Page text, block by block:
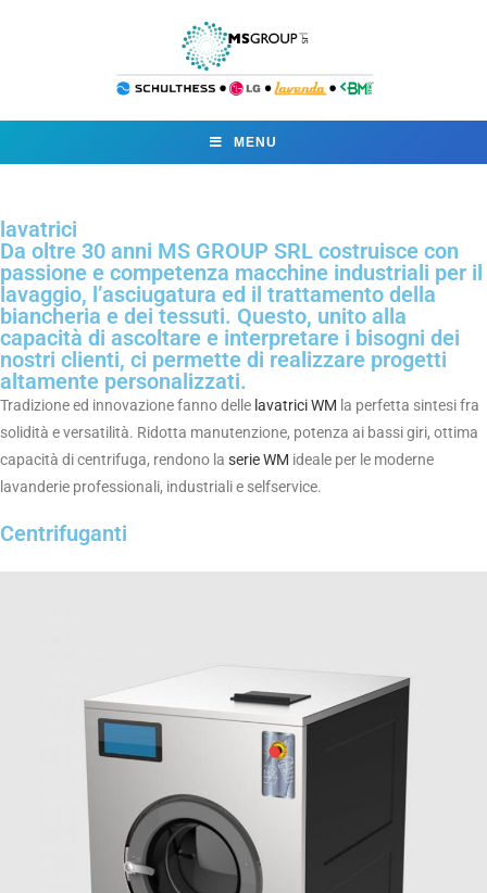
MENU
lavatrici
Da oltre 30 anni MS GROUP SRL costruisce con
passione e competenza macchine industriali per il
lavaggio, l’asciugatura ed il trattamento della
biancheria e dei tessuti. Questo, unito alla
capacità di ascoltare e interpretare i bisogni dei
nostri clienti, ci permette di realizzare progetti
altamente personalizzati.
Tradizione ed innovazione fanno delle lavatrici WM la perfetta sintesi fra
solidità e versatilità. Ridotta manutenzione, potenza ai bassi giri, ottima
capacità di centrifuga, rendono la serie WM ideale per le moderne
lavanderie professionali, industriali e selfservice.
Centrifuganti